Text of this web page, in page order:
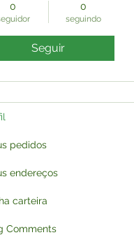
0 0
seguindo
Seguir
pedidos
endereços
carteira
Comments